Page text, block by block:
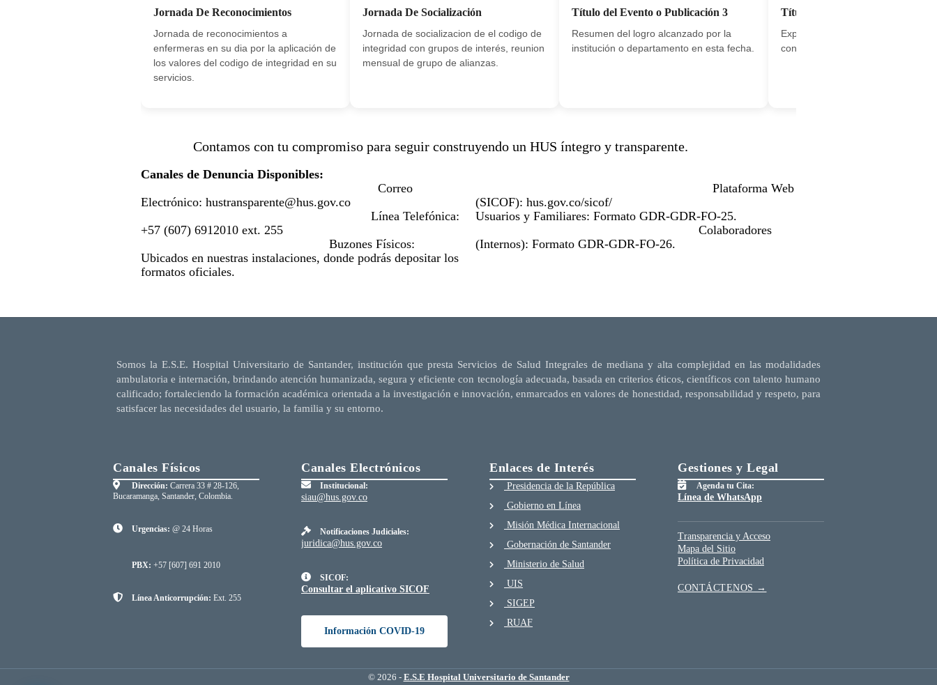
Jornada De Reconocimientos
Jornada de reconocimientos a
enfermeras en su dia por la aplicación de
los valores del codigo de integridad en su
servicios.
Jornada De Socialización
Jornada de socializacion de el codigo de
integridad con grupos de interés, reunion
mensual de grupo de alianzas.
Título del Evento o Publicación 3
Resumen del logro alcanzado por la
institución o departamento en esta fecha.
Título del Evento o Publicación 4
Explicación breve de la imagen del
contexto general de la noticia.
Contamos con tu compromiso para seguir construyendo un HUS íntegro y transparente.
Canales de Denuncia Disponibles:
Correo
Electrónico: hustransparente@hus.gov.co
Línea Telefónica:
+57 (607) 6912010 ext. 255
Buzones Físicos:
Ubicados en nuestras instalaciones, donde podrás depositar los
formatos oficiales.
Plataforma Web
(SICOF): hus.gov.co/sicof/
Usuarios y Familiares: Formato GDR-GDR-FO-25.
Colaboradores
(Internos): Formato GDR-GDR-FO-26.
Somos la E.S.E. Hospital Universitario de Santander, institución que presta Servicios de Salud Integrales de mediana y alta complejidad en las modalidades
ambulatoria e internación, brindando atención humanizada, segura y eficiente con tecnología adecuada, basada en criterios éticos, científicos con talento humano
calificado; fortaleciendo la formación académica orientada a la investigación e innovación, enmarcados en valores de honestidad, responsabilidad y respeto, para
satisfacer las necesidades del usuario, la familia y su entorno.
Canales Físicos
Dirección: Carrera 33 # 28-126,
Bucaramanga, Santander, Colombia.
Urgencias: @ 24 Horas
PBX: +57 [607] 691 2010
Línea Anticorrupción: Ext. 255
Canales Electrónicos
Institucional:
siau@hus.gov.co
Notificaciones Judiciales:
juridica@hus.gov.co
SICOF:
Consultar el aplicativo SICOF
Información COVID-19
Enlaces de Interés
Presidencia de la República
Gobierno en Línea
Misión Médica Internacional
Gobernación de Santander
Ministerio de Salud
UIS
SIGEP
RUAF
Gestiones y Legal
Agenda tu Cita:
Línea de WhatsApp
Transparencia y Acceso
Mapa del Sitio
Política de Privacidad
CONTÁCTENOS →
© 2026 - E.S.E Hospital Universitario de Santander